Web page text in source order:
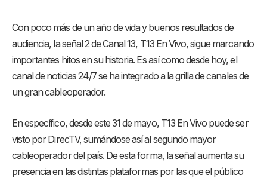
Con poco más de un año de vida y buenos resultados de
audiencia, la señal 2 de Canal 13, T13 En Vivo, sigue marcando
importantes hitos en su historia. Es así como desde hoy, el
canal de noticias 24/7 se ha integrado a la grilla de canales de
un gran cableoperador.
En específico, desde este 31 de mayo, T13 En Vivo puede ser
visto por DirecTV, sumándose así al segundo mayor
cableoperador del país. De esta forma, la señal aumenta su
presencia en las distintas plataformas por las que el público